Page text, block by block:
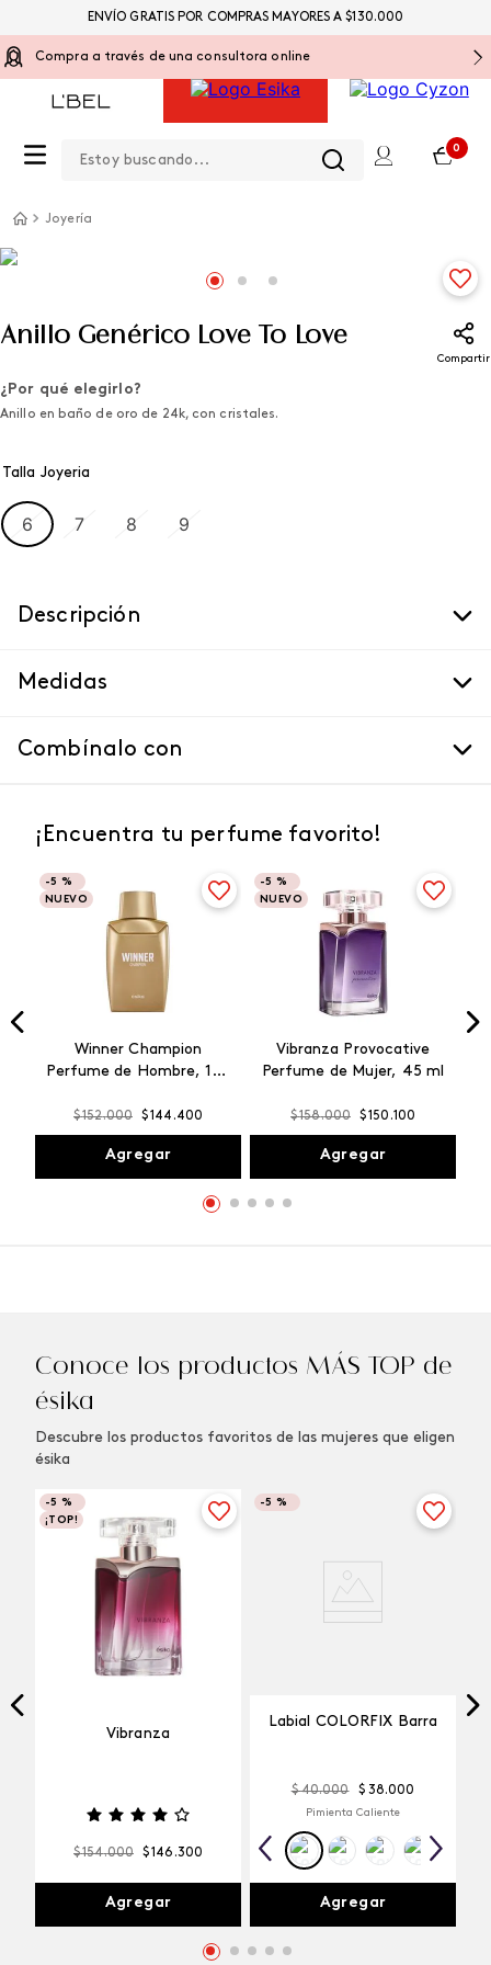
Compra a través de una consultora online
0
ENVÍO GRATIS POR COMPRAS MAYORES A $130.000
Joyería
Anillo Genérico Love To Love
Compartir
¿Por qué elegirlo?
Anillo en baño de oro de 24k, con cristales.
Talla Joyeria
6 7 8 9
Descripción
Medidas
Combínalo con
¡Encuentra tu perfume favorito!
-5 %
NUEVO
Winner Champion
Perfume de Hombre, 100
$152.000 $144 .400
Agregar
-5 %
NUEVO
Vibranza Provocative
Perfume de Mujer, 45 ml
$158.000 $150 .100
Agregar
Conoce los productos MÁS TOP de
ésika
Descubre los productos favoritos de las mujeres que eligen
ésika
-5 %
¡TOP!
Vibranza
$154.000 $146 .300
Agregar
-5 %
Labial COLORFIX Barra
$ 40.000 $ 38.000
Pimienta Caliente
Agregar